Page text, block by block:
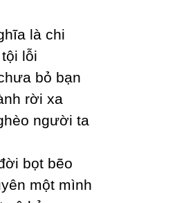
là chi
lỗi
bỏ bạn
rời xa
người ta
bọt bẽo
một mình